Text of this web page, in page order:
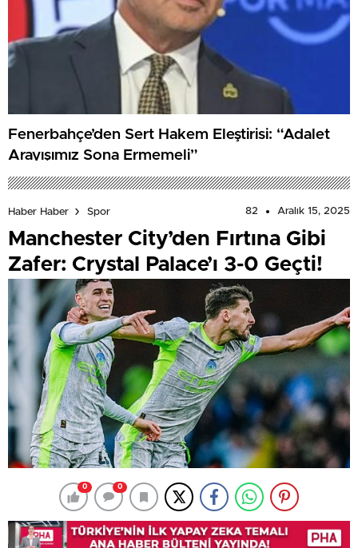
Fenerbahçe’den Sert Hakem Eleştirisi: “Adalet
Arayışımız Sona Ermemeli”
Haber Haber Spor 82 Aralık 15, 2025
Manchester City’den Fırtına Gibi
Zafer: Crystal Palace’ı 3-0 Geçti!
0 0